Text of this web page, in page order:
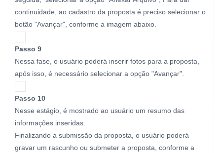
continuidade, ao cadastro da proposta é preciso selecionar o
botão "Avançar", conforme a imagem abaixo.
Passo 9
Nessa fase, o usuário poderá inserir fotos para a proposta,
após isso, é necessário selecionar a opção "Avançar".
Passo 10
Nesse estágio, é mostrado ao usuário um resumo das
informações inseridas.
Finalizando a submissão da proposta, o usuário poderá
gravar um rascunho ou submeter a proposta, conforme a